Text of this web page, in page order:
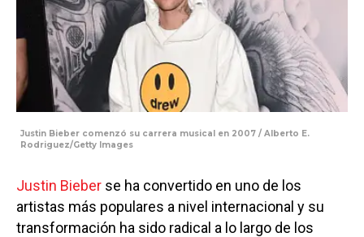
Justin Bieber comenzó su carrera musical en 2007 / Alberto E.
Rodriguez/Getty Images
Justin Bieber se ha convertido en uno de los
artistas más populares a nivel internacional y su
transformación ha sido radical a lo largo de los